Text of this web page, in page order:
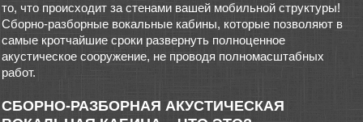
то, что происходит за стенами вашей мобильной структуры!
Сборно-разборные вокальные кабины, которые позволяют в
самые кротчайшие сроки развернуть полноценное
акустическое сооружение, не проводя полномасштабных
работ.
СБОРНО-РАЗБОРНАЯ АКУСТИЧЕСКАЯ